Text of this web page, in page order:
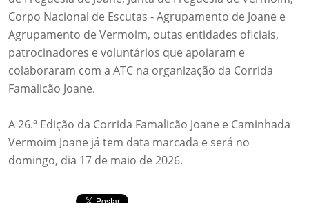
Corpo Nacional de Escutas - Agrupamento de Joane e
Agrupamento de Vermoim, outas entidades oficiais,
patrocinadores e voluntários que apoiaram e
colaboraram com a ATC na organização da Corrida
Famalicão Joane.
A 26.ª Edição da Corrida Famalicão Joane e Caminhada
Vermoim Joane já tem data marcada e será no
domingo, dia 17 de maio de 2026.